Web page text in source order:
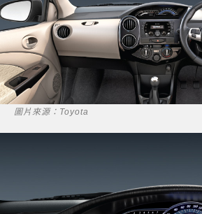
圖片來源：Toyota